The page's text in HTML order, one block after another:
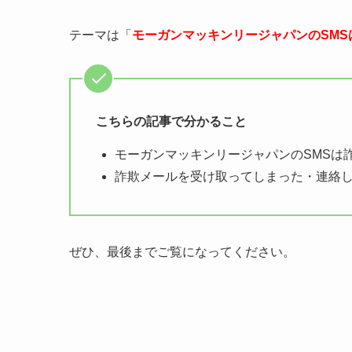
テーマは「 モーガンマッキンリージャパンの
こちらの記事で分かること
モーガンマッキンリージャパンのSMSは
詐欺メールを受け取ってしまった・連絡
ぜひ、最後までご覧になってください。